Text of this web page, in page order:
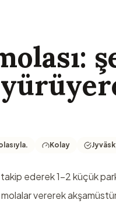
Kolay
ederek 1-2 küçük
vererek